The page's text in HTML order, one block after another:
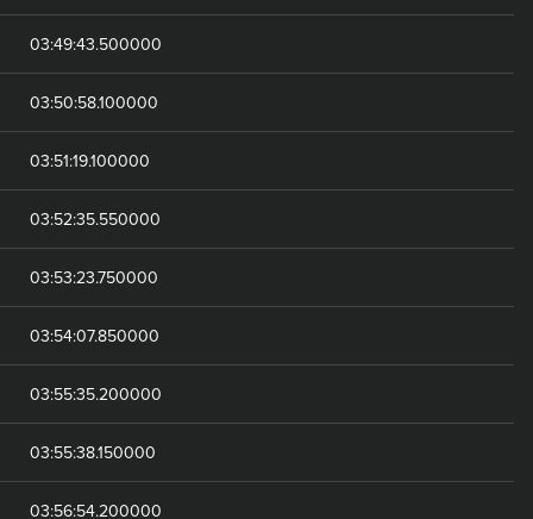
03:49:43.500000
03:50:58.100000
03:51:19.100000
03:52:35.550000
03:53:23.750000
03:54:07.850000
03:55:35.200000
03:55:38.150000
03:56:54.200000